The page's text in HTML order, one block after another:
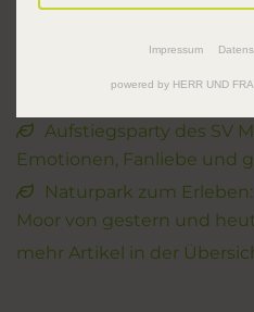
Fußballturnier
Aufstiegsparty des SV
Emotionen, Fanliebe und
Naturpark zum
Moor von gestern und
mehr Artikel in der
Impressum
powered by HERR UND